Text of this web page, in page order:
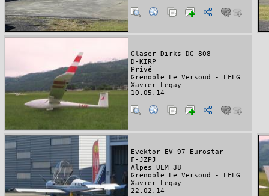
Glaser-Dirks DG 808
D-KIRP
Privé
Grenoble Le Versoud - LFLG
Xavier Legay
10.05.14
Evektor EV-97 Eurostar
F-JZPJ
Alpes ULM 38
Grenoble Le Versoud - LFLG
Xavier Legay
22.02.14